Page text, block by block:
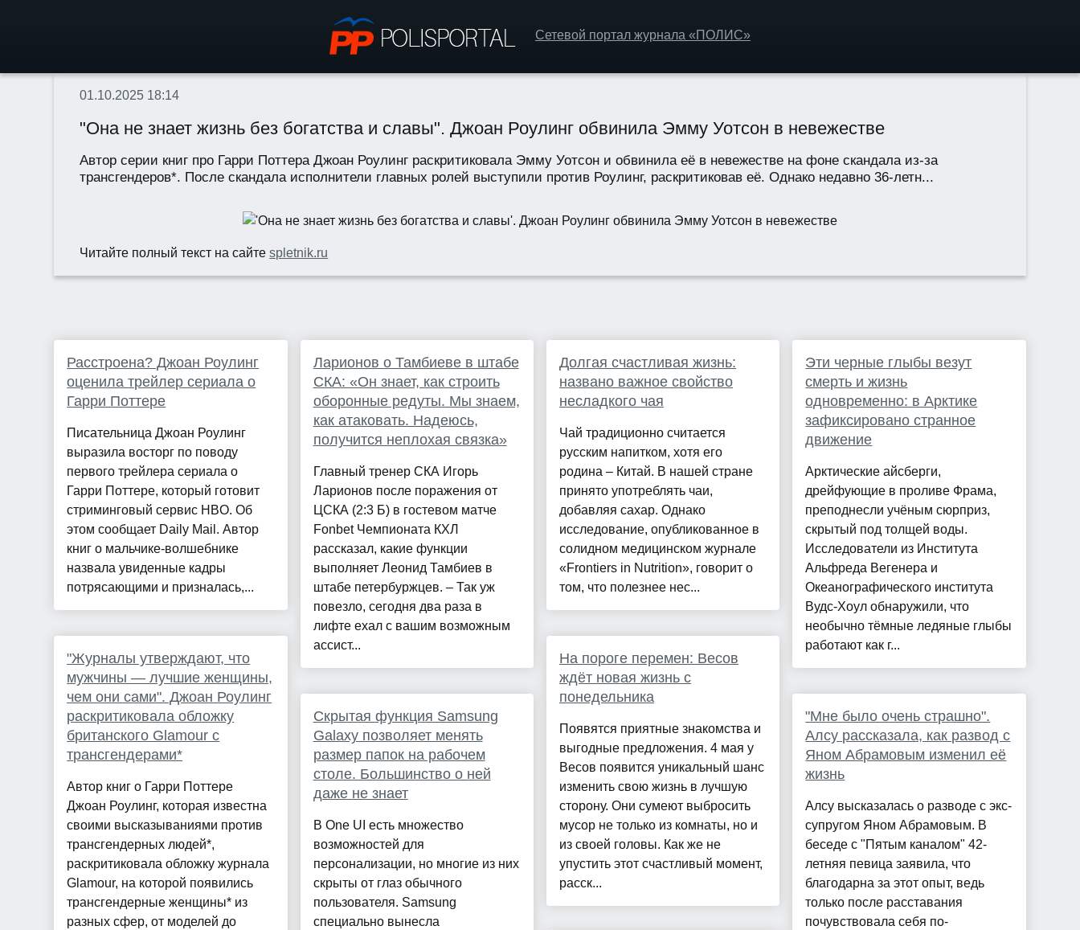
Сетевой портал журнала «ПОЛИС»
01.10.2025 18:14
"Она не знает жизнь без богатства и славы". Джоан Роулинг обвинила Эмму Уотсон в невежестве
Автор серии книг про Гарри Поттера Джоан Роулинг раскритиковала Эмму Уотсон и обвинила её в невежестве на фоне скандала из-за
трансгендеров*. После скандала исполнители главных ролей выступили против Роулинг, раскритиковав её. Однако недавно 36-летн...
Читайте полный текст на сайтеspletnik.ru
Расстроена? Джоан Роулинг
оценила трейлер сериала о
Гарри Поттере
Писательница Джоан Роулинг
выразила восторг по поводу
первого трейлера сериала о
Гарри Поттере, который готовит
стриминговый сервис HBO. Об
этом сообщает Daily Mail. Автор
книг о мальчике-волшебнике
назвала увиденные кадры
потрясающими и призналась,...
"Журналы утверждают, что
мужчины — лучшие женщины,
чем они сами". Джоан Роулинг
раскритиковала обложку
британского Glamour с
трансгендерами*
Автор книг о Гарри Поттере
Джоан Роулинг, которая известна
своими высказываниями против
трансгендерных людей*,
раскритиковала обложку журнала
Glamour, на которой появились
трансгендерные женщины* из
разных сфер, от моделей до
Ларионов о Тамбиеве в штабе
СКА: «Он знает, как строить
оборонные редуты. Мы знаем,
как атаковать. Надеюсь,
получится неплохая связка»
Главный тренер СКА Игорь
Ларионов после поражения от
ЦСКА (2:3 Б) в гостевом матче
Fonbet Чемпионата КХЛ
рассказал, какие функции
выполняет Леонид Тамбиев в
штабе петербуржцев. – Так уж
повезло, сегодня два раза в
лифте ехал с вашим возможным
ассист...
Скрытая функция Samsung
Galaxy позволяет менять
размер папок на рабочем
столе. Большинство о ней
даже не знает
В One UI есть множество
возможностей для
персонализации, но многие из них
скрыты от глаз обычного
пользователя. Samsung
специально вынесла
Долгая счастливая жизнь:
названо важное свойство
несладкого чая
Чай традиционно считается
русским напитком, хотя его
родина – Китай. В нашей стране
принято употреблять чаи,
добавляя сахар. Однако
исследование, опубликованное в
солидном медицинском журнале
«Frontiers in Nutrition», говорит о
том, что полезнее нес...
На пороге перемен: Весов
ждёт новая жизнь с
понедельника
Появятся приятные знакомства и
выгодные предложения. 4 мая у
Весов появится уникальный шанс
изменить свою жизнь в лучшую
сторону. Они сумеют выбросить
мусор не только из комнаты, но и
из своей головы. Как же не
упустить этот счастливый момент,
расск...
Эти черные глыбы везут
смерть и жизнь
одновременно: в Арктике
зафиксировано странное
движение
Арктические айсберги,
дрейфующие в проливе Фрама,
преподнесли учёным сюрприз,
скрытый под толщей воды.
Исследователи из Института
Альфреда Вегенера и
Океанографического института
Вудс-Хоул обнаружили, что
необычно тёмные ледяные глыбы
работают как г...
"Мне было очень страшно".
Алсу рассказала, как развод с
Яном Абрамовым изменил её
жизнь
Алсу высказалась о разводе с экс-
супругом Яном Абрамовым. В
беседе с "Пятым каналом" 42-
летняя певица заявила, что
благодарна за этот опыт, ведь
только после расставания
почувствовала себя по-